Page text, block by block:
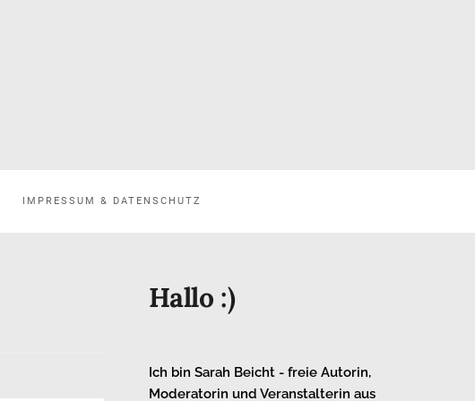
IMPRESSUM & DATENSCHUTZ
Hallo :)
Ich bin Sarah Beicht - freie Autorin,
Moderatorin und Veranstalterin aus